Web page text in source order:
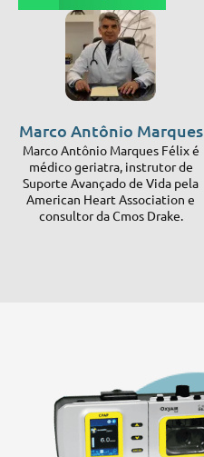
Marco Antônio Marques
Marco Antônio Marques Félix é
médico geriatra, instrutor de
Suporte Avançado de Vida pela
American Heart Association e
consultor da Cmos Drake.